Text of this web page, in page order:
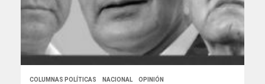
COLUMNAS POLÍTICAS NACIONAL OPINIÓN